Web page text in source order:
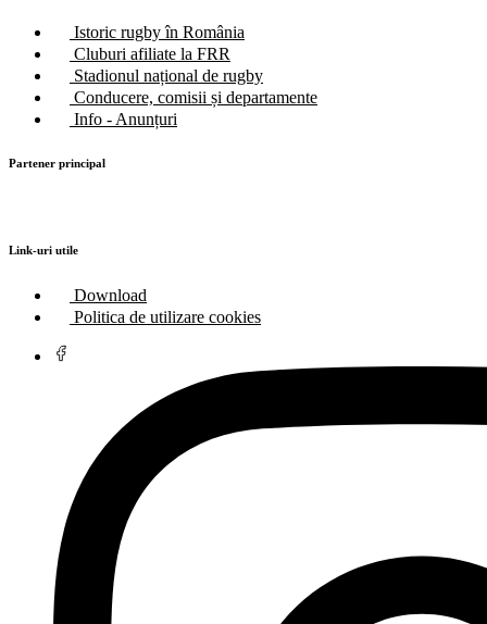
Istoric rugby în România
Cluburi afiliate la FRR
Stadionul național de rugby
Conducere, comisii și departamente
Info - Anunțuri
Partener principal
Link-uri utile
Download
Politica de utilizare cookies